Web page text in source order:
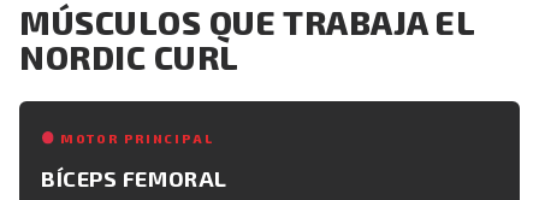
MÚSCULOS QUE TRABAJA EL
NORDIC CURL
MOTOR PRINCIPAL
BÍCEPS FEMORAL